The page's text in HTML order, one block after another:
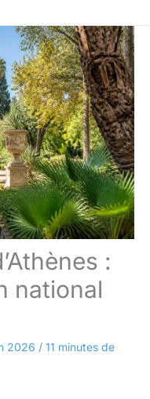
:
national
2026 / 11 minutes de